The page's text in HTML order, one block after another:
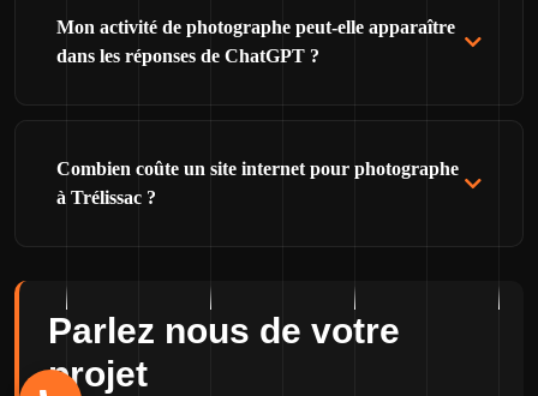
Mon activité de photographe peut-elle apparaître
dans les réponses de ChatGPT ?
Combien coûte un site internet pour photographe
à Trélissac ?
Parlez nous de votre
projet